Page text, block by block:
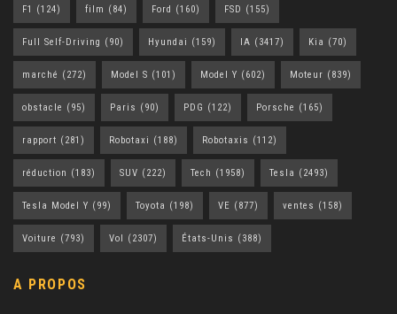
F1 (124) film (84) Ford (160) FSD (155)
Full Self-Driving (90) Hyundai (159) IA (3417) Kia (70)
marché (272) Model S (101) Model Y (602) Moteur (839)
obstacle (95) Paris (90) PDG (122) Porsche (165)
rapport (281) Robotaxi (188) Robotaxis (112)
réduction (183) SUV (222) Tech (1958) Tesla (2493)
Tesla Model Y (99) Toyota (198) VE (877) ventes (158)
Voiture (793) Vol (2307) États-Unis (388)
A PROPOS